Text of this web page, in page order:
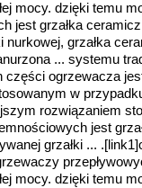
mocy. dzięki temu
jest grzałka
nurkowej, grzałka
... systemu
części ogrzewacza
w
rozwiązaniem
jest
grzałki ...
mocy. dzięki temu